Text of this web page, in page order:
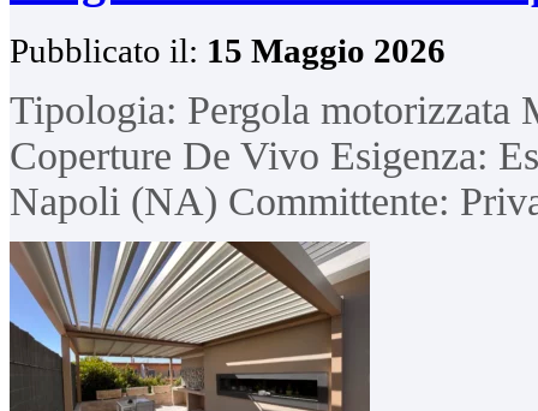
Pubblicato il: 15 Maggio 2026
Tipologia: Pergola motorizzata
Coperture De Vivo Esigenza:
Napoli (NA) Committente: